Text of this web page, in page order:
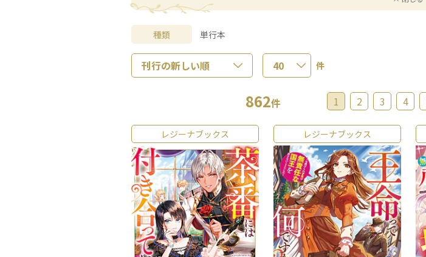
種類 単行本
件
862件 1 2 3 4
レジーナブックス レジーナブックス